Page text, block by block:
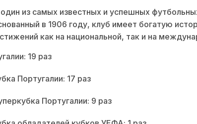
из самых известных и успешных
в 1906 году, клуб имеет богатую
как на национальной, так и на
19 раз
Португалии: 17 раз
Португалии: 9 раз